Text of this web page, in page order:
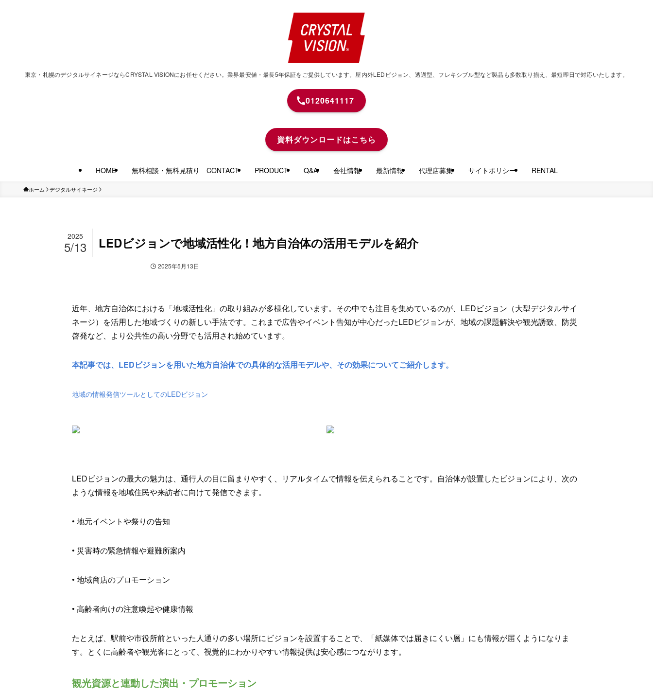
東京・札幌のデジタルサイネージならCRYSTAL VISIONにお任せください。業界最安値・最長5年保証をご提供しています。屋内外LEDビジョン、透過型、フレキシブル型など製品も多数取り揃え、最短即日で対応いたします。
HOME 無料相談・無料見積り CONTACT PRODUCT Q&A 会社情報 最新情報 代理店募集 サイトポリシー RENTAL
0120641117
資料ダウンロードはこちら
ホーム デジタルサイネージ
LEDビジョンで地域活性化！地方自治体の活用モデルを紹介
2025
5/13
2025年5月13日
近年、地方自治体における「地域活性化」の取り組みが多様化しています。その中でも注目を集めているのが、LEDビジョン（大型デジタルサイ
ネージ）を活用した地域づくりの新しい手法です。これまで広告やイベント告知が中心だったLEDビジョンが、地域の課題解決や観光誘致、防災
啓発など、より公共性の高い分野でも活用され始めています。
本記事では、LEDビジョンを用いた地方自治体での具体的な活用モデルや、その効果についてご紹介します。
地域の情報発信ツールとしてのLEDビジョン
LEDビジョンの最大の魅力は、通行人の目に留まりやすく、リアルタイムで情報を伝えられることです。自治体が設置したビジョンにより、次の
ような情報を地域住民や来訪者に向けて発信できます。
• 地元イベントや祭りの告知
• 災害時の緊急情報や避難所案内
• 地域商店のプロモーション
• 高齢者向けの注意喚起や健康情報
たとえば、駅前や市役所前といった人通りの多い場所にビジョンを設置することで、「紙媒体では届きにくい層」にも情報が届くようになりま
す。とくに高齢者や観光客にとって、視覚的にわかりやすい情報提供は安心感につながります。
観光資源と連動した演出・プロモーション